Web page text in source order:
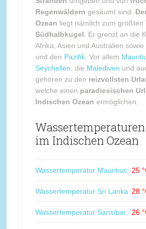
Regenwäldern gesäumt sind.
Ozean liegt nämlich zum größten
Südhalbkugel . Er grenzt an die
Afrika, Asien und Australien sowie
und den Pazifik. Vor allem
Seychellen , die Malediven und
gehören zu den reizvollsten
welche einen paradiesischen
Indischen Ozean ermöglichen.
im Indischen Ozean
Wassertemperatur Mauritius 25
Wassertemperatur Sri Lanka 28
Wassertemperatur Sansibar 26